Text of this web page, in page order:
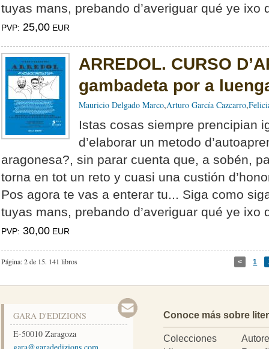
tuyas mans, pre­bando d’averiguar qué ye ixo
PVP: 25,00 EUR
ARREDOL. CURSO
gambadeta por a
Mauricio Delgado Marco,Arturo García Cazcarro,
Istas cosas siempre prencipian
d’elaborar un metodo
aragonesa?, sin parar cuenta que, a sobén,
torna en tot un reto y cuasi una custión
Pos agora te vas a enterar tu... Siga como
tuyas mans, prebando d’averiguar qué ye ixo
PVP: 30,00 EUR
Página: 2 de 15. 141 libros < 1
GARA D'EDIZIONS
E-50010 Zaragoza
moc.snoizidedarag@arag
Conoce más sobre
Colecciones